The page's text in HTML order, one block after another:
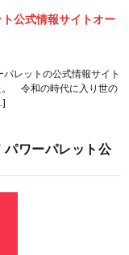
公式情報サイトオー
レットの公式情報サイト
。 令和の時代に入り世の
パワーパレット公